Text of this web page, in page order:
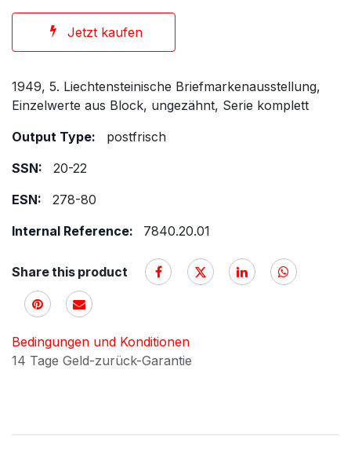
Jetzt kaufen
1949, 5. Liechtensteinische Briefmarkenausstellung,
Einzelwerte aus Block, ungezähnt, Serie komplett
Output Type:
postfrisch
SSN:
20-22
ESN:
278-80
Internal Reference:
7840.20.01
Share this product
Bedingungen und Konditionen
14 Tage Geld-zurück-Garantie